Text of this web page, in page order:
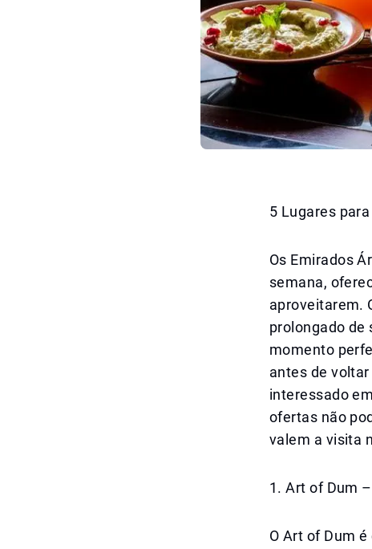
5 Lugares
Os Emirados
semana,
aproveitarem.
prolongado de
momento
antes de
interessado
ofertas não
valem a visita
1. Art of Dum
O Art of Dum